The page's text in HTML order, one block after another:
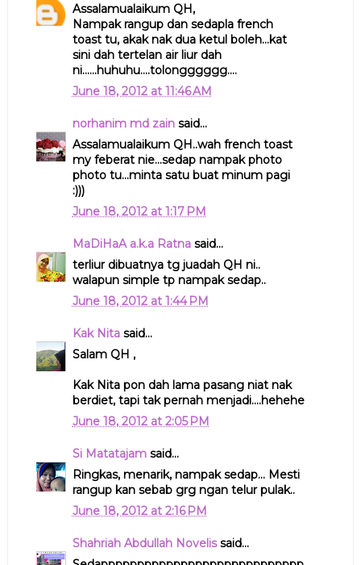
Assalamualaikum QH,
Nampak rangup dan sedapla french
toast tu, akak nak dua ketul boleh...kat
sini dah tertelan air liur dah
ni......huhuhu....tolongggggg....
June 18, 2012 at 11:46 AM
norhanim md zainsaid...
Assalamualaikum QH..wah french toast
my feberat nie...sedap nampak photo
photo tu...minta satu buat minum pagi
:)))
June 18, 2012 at 1:17 PM
MaDiHaA a.k.a Ratnasaid...
terliur dibuatnya tg juadah QH ni..
walapun simple tp nampak sedap..
June 18, 2012 at 1:44 PM
Kak Nitasaid...
Salam QH ,
Kak Nita pon dah lama pasang niat nak
berdiet, tapi tak pernah menjadi....hehehe
June 18, 2012 at 2:05 PM
Si Matatajamsaid...
Ringkas, menarik, nampak sedap... Mesti
rangup kan sebab grg ngan telur pulak..
June 18, 2012 at 2:16 PM
Shahriah Abdullah Novelissaid...